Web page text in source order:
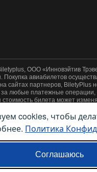
ООО «Инновэйтив
авиабилетов
сайтах партнеров, BiletyPlus
за любые платежные
стоимость билета может
пользовательского соглашения
сайты:
cookies, чтобы
Политика
Соглашаюсь